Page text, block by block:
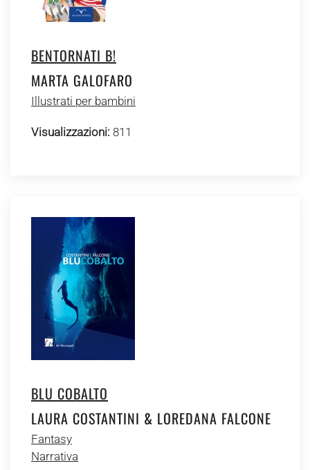
BENTORNATI B!
MARTA GALOFARO
Illustrati per bambini
Visualizzazioni: 811
BLU COBALTO
LAURA COSTANTINI & LOREDANA FALCONE
Fantasy
Narrativa